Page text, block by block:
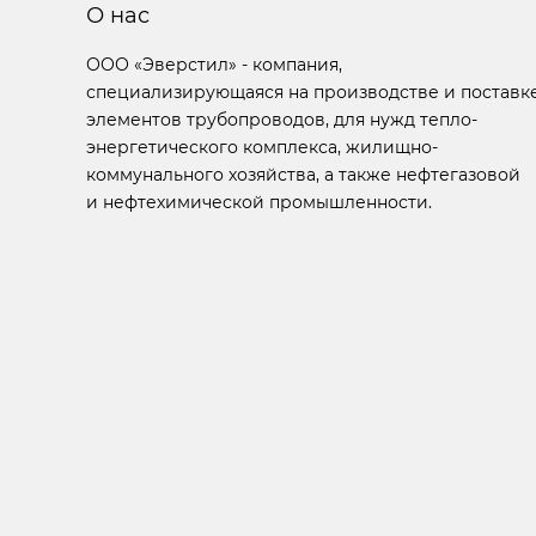
О нас
ООО «Эверстил» - компания,
специализирующаяся на производстве и
элементов трубопроводов, для нужд тепло-
энергетического комплекса, жилищно-
коммунального хозяйства, а также нефтегазовой
и нефтехимической промышленности.